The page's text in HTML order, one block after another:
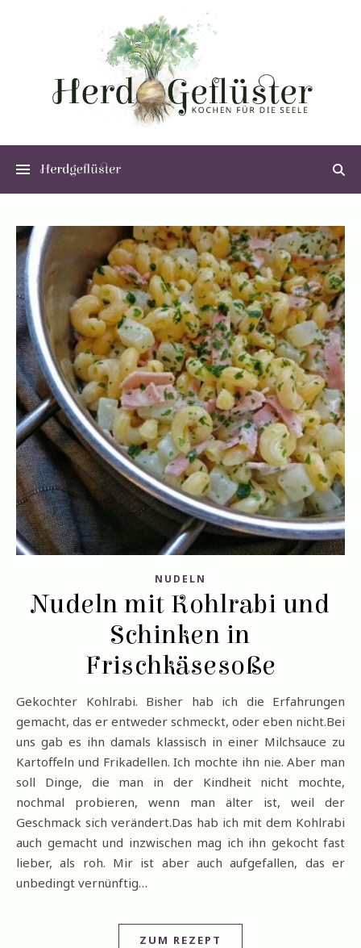
NUDELN
Nudeln mit Kohlrabi und
Schinken in
Frischkäsesoße
Gekochter Kohlrabi. Bisher hab ich die Erfahrungen
gemacht, das er entweder schmeckt, oder eben nicht.Bei
uns gab es ihn damals klassisch in einer Milchsauce zu
Kartoffeln und Frikadellen. Ich mochte ihn nie. Aber man
soll Dinge, die man in der Kindheit nicht mochte,
nochmal probieren, wenn man älter ist, weil der
Geschmack sich verändert.Das hab ich mit dem Kohlrabi
auch gemacht und inzwischen mag ich ihn gekocht fast
lieber, als roh. Mir ist aber auch aufgefallen, das er
unbedingt vernünftig…
ZUM REZEPT